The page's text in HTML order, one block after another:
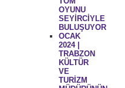
OYUNU
SEYİRCİYLE
BULUŞUYOR
OCAK
2024 |
TRABZON
KÜLTÜR
VE
TURİZM